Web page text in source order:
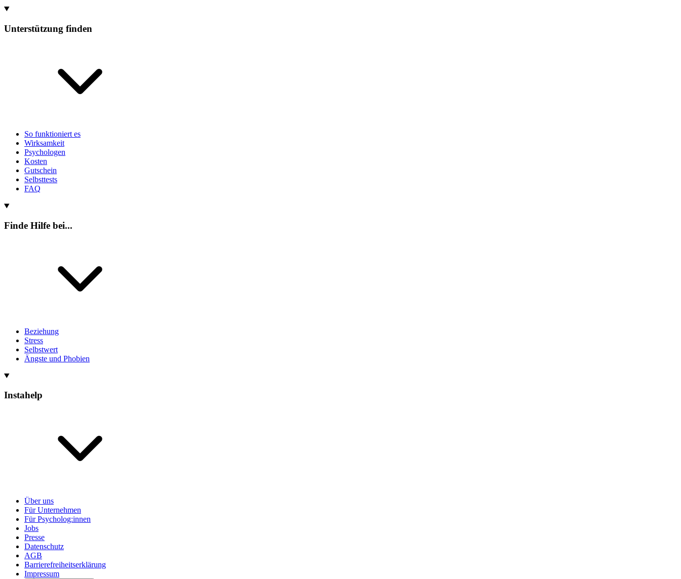
Unterstützung finden
So funktioniert es
Wirksamkeit
Psychologen
Kosten
Gutschein
Selbsttests
FAQ
Finde Hilfe bei...
Beziehung
Stress
Selbstwert
Ängste und Phobien
Instahelp
Über uns
Für Unternehmen
Für Psycholog:innen
Jobs
Presse
Datenschutz
AGB
Barrierefreiheitserklärung
Impressum